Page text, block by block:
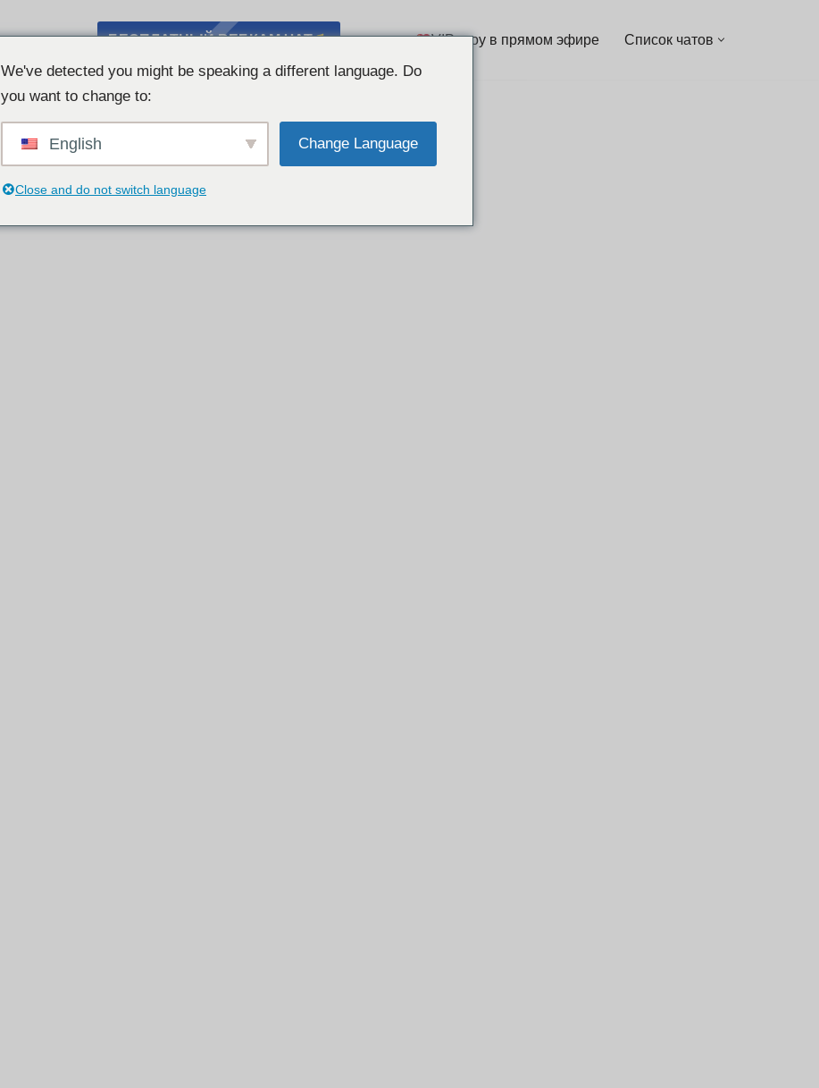
БЕСПЛАТНЫЙ ВЕБКАМ ЧАТ VIP-шоу в прямом эфире Список чатов
We've detected you might be speaking a different language. Do
you want to change to:
English Change Language
Close and do not switch language